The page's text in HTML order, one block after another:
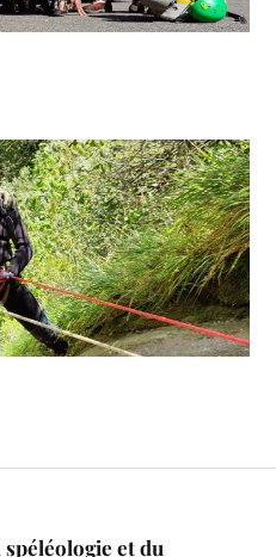
et du